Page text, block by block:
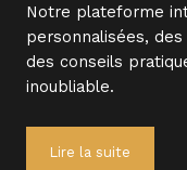
Notre plateforme
personnalisées,
des conseils
inoubliable.
Lire la suite